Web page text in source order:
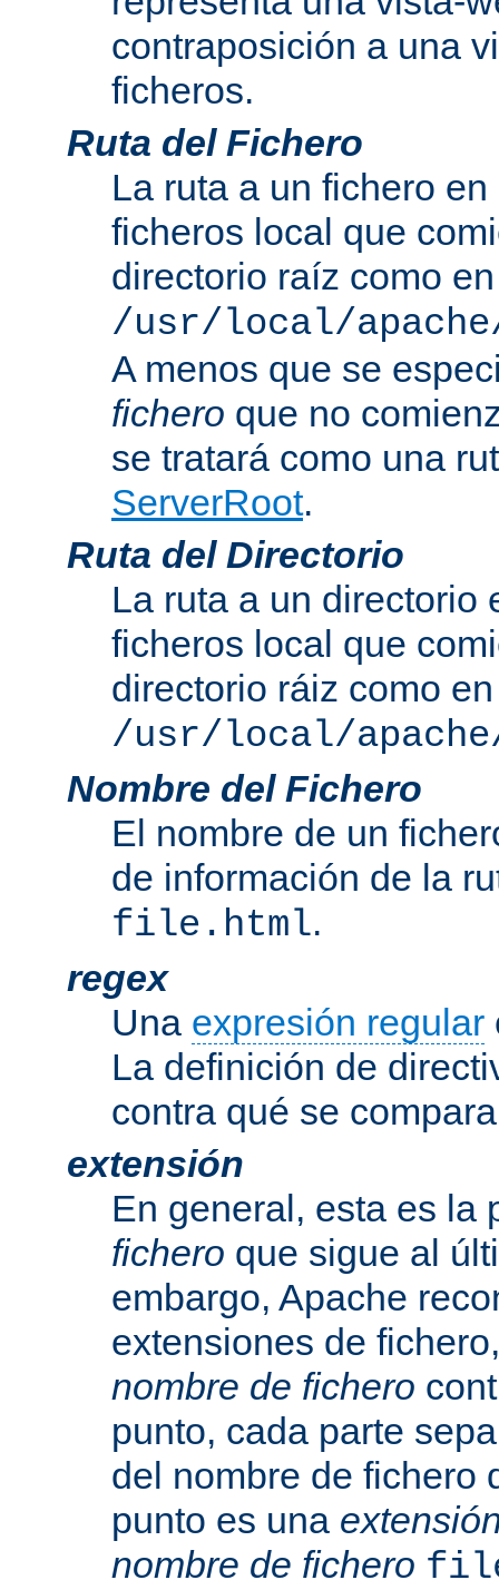
contraposición a una
ficheros.
Ruta del Fichero
La ruta a un fichero
ficheros local que
directorio raíz como en
/usr/local/
A menos que se
fichero que no
se tratará como una
ServerRoot.
Ruta del Directorio
La ruta a un directorio
ficheros local que
directorio ráiz como en
/usr/local/
Nombre del Fichero
El nombre de un
de información de la
file.html.
regex
Una expresión regular
La definición de
contra qué se
extensión
En general, esta es la
fichero que sigue al
embargo, Apache
extensiones de
nombre de fichero
punto, cada parte
del nombre de fichero
punto es una
nombre de fichero